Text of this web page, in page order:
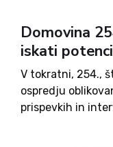
Domovina
iskati
V tokratni, 254.,
ospredju
prispevkih in